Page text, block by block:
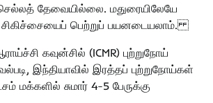
தேவையில்லை. மதுரையிலேயே
பெற்றுப் பயனடையலாம்.
கவுன்சில் (ICMR) புற்றுநோய்
இந்தியாவில் இரத்தப் புற்றுநோய்கள்
மக்களில் சுமார் 4-5 பேருக்கு